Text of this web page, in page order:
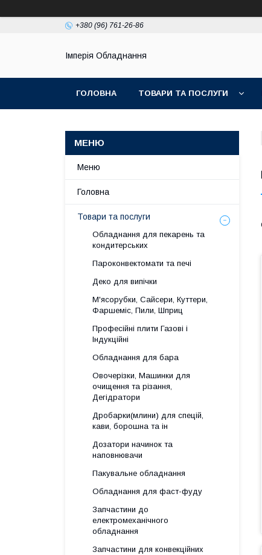
+380 (96) 761-26-86
Імперія Обладнання
ГОЛОВНА ТОВАРИ ТА ПОСЛУГИ
Меню
Головна
Товари та послуги
Обладнання для пекарень та
кондитерських
Пароконвектомати та печі
Деко для випічки
М'ясорубки, Сайсери, Куттери,
Фаршеміс, Пили, Шприц
Професійні плити Газові і
Індукційні
Обладнання для бара
Овочерізки, Машинки для
очищення та різання,
Дегідратори
Дробарки(млини) для спецій,
кави, борошна та ін
Дозатори начинок та
наповнювачи
Пакувальне обладнання
Обладнання для фаст-фуду
Запчастини до
електромеханічного
обладнання
Запчастини для конвекційних